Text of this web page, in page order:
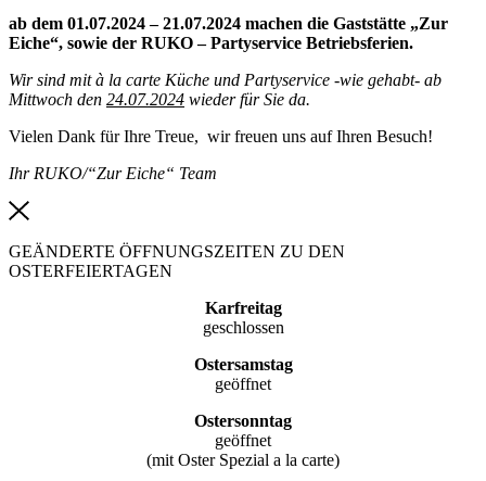
ab dem 01.07.2024 – 21.07.2024 machen die Gaststätte „Zur
Eiche“, sowie der RUKO – Partyservice Betriebsferien.
Wir sind mit à la carte Küche und Partyservice -wie gehabt- ab
Mittwoch den 24.07.2024 wieder für Sie da.
Vielen Dank für Ihre Treue, wir freuen uns auf Ihren Besuch!
Ihr RUKO/“Zur Eiche“ Team
GEÄNDERTE ÖFFNUNGSZEITEN ZU DEN
OSTERFEIERTAGEN
Karfreitag
geschlossen
Ostersamstag
geöffnet
Ostersonntag
geöffnet
(mit Oster Spezial a la carte)